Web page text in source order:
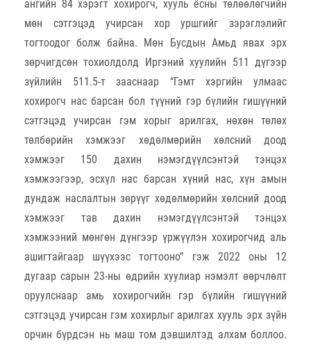
ангийн 84 хэрэгт хохирогч, хууль ёсны төлөөлөгчийн
мөн сэтгэцэд учирсан хор уршгийг зэрэглэлийг
тогтоодог болж байна. Мөн Бусдын Амьд явах эрх
зөрчигдсөн тохиолдолд Иргэний хуулийн 511 дүгээр
зүйлийн 511.5-т зааснаар “Гэмт хэргийн улмаас
хохирогч нас барсан бол түүний гэр бүлийн гишүүний
сэтгэцэд учирсан гэм хорыг арилгах, нөхөн төлөх
төлбөрийн хэмжээг хөдөлмөрийн хөлсний доод
хэмжээг 150 дахин нэмэгдүүлсэнтэй тэнцэх
хэмжээгээр, эсхүл нас барсан хүний нас, хүн амын
дундаж наслалтын зөрүүг хөдөлмөрийн хөлсний доод
хэмжээг тав дахин нэмэгдүүлсэнтэй тэнцэх
хэмжээний мөнгөн дүнгээр үржүүлэн хохирогчид аль
ашигтайгаар шүүхээс тогтооно” гэж 2022 оны 12
дугаар сарын 23-ны өдрийн хуулиар нэмэлт өөрчлөлт
оруулснаар амь хохирогчийн гэр бүлийн гишүүний
сэтгэцэд учирсан гэм хохирлыг арилгах хууль эрх зүйн
орчин бүрдсэн нь маш том дэвшилтэд алхам боллоо.